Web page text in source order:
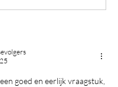
goed en eerlijk vraagstuk,